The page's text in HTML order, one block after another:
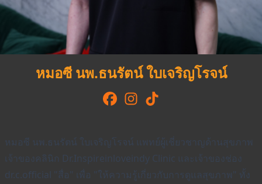
หมอซี นพ.ธนรัตน์ ใบเจริญโรจน์
หมอซี นพ.ธนรัตน์ ใบเจริญโรจน์ แพทย์ผู้เชี่ยวชาญด้านสุขภาพ
เจ้าของคลินิก Dr.Inspireinloveindy Clinic และเจ้าของช่อง
dr.c.official "สื่อ" เพื่อ "ให้ความรู้เกี่ยวกับการดูแลสุขภาพ" ทั้ง